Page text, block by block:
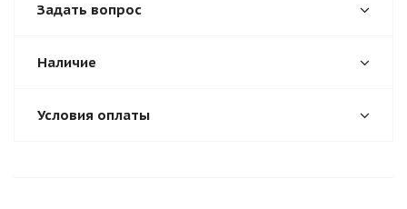
Задать вопрос
Наличие
Условия оплаты